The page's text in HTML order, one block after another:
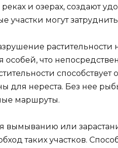
и озерах, создают
участки могут
растительности
особей, что
для нереста. Без нее
маршруты.
вымыванию или
таких участков.